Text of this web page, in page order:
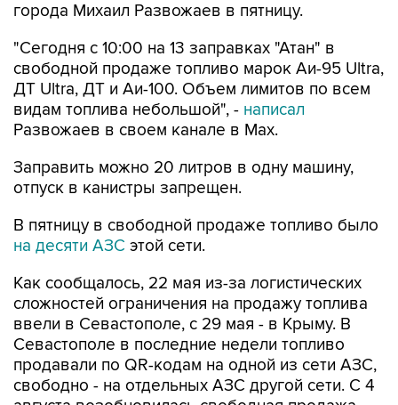
"Сегодня с 10:00 на 13 заправках "Атан" в
ДТ Ultra, ДТ и Аи-100. Объем лимитов по всем
видам топлива небольшой", - написал
Развожаев в своем канале в Max.
Заправить можно 20 литров в одну машину,
В пятницу в свободной продаже топливо было
Как сообщалось, 22 мая из-за логистических
ввели в Севастополе, с 29 мая - в Крыму. В
Севастополе в последние недели топливо
продавали по QR-кодам на одной из сети АЗС,
свободно - на отдельных АЗС другой сети. С 4
августа возобновилась свободная продажа
топлива на заправках двух сетей.